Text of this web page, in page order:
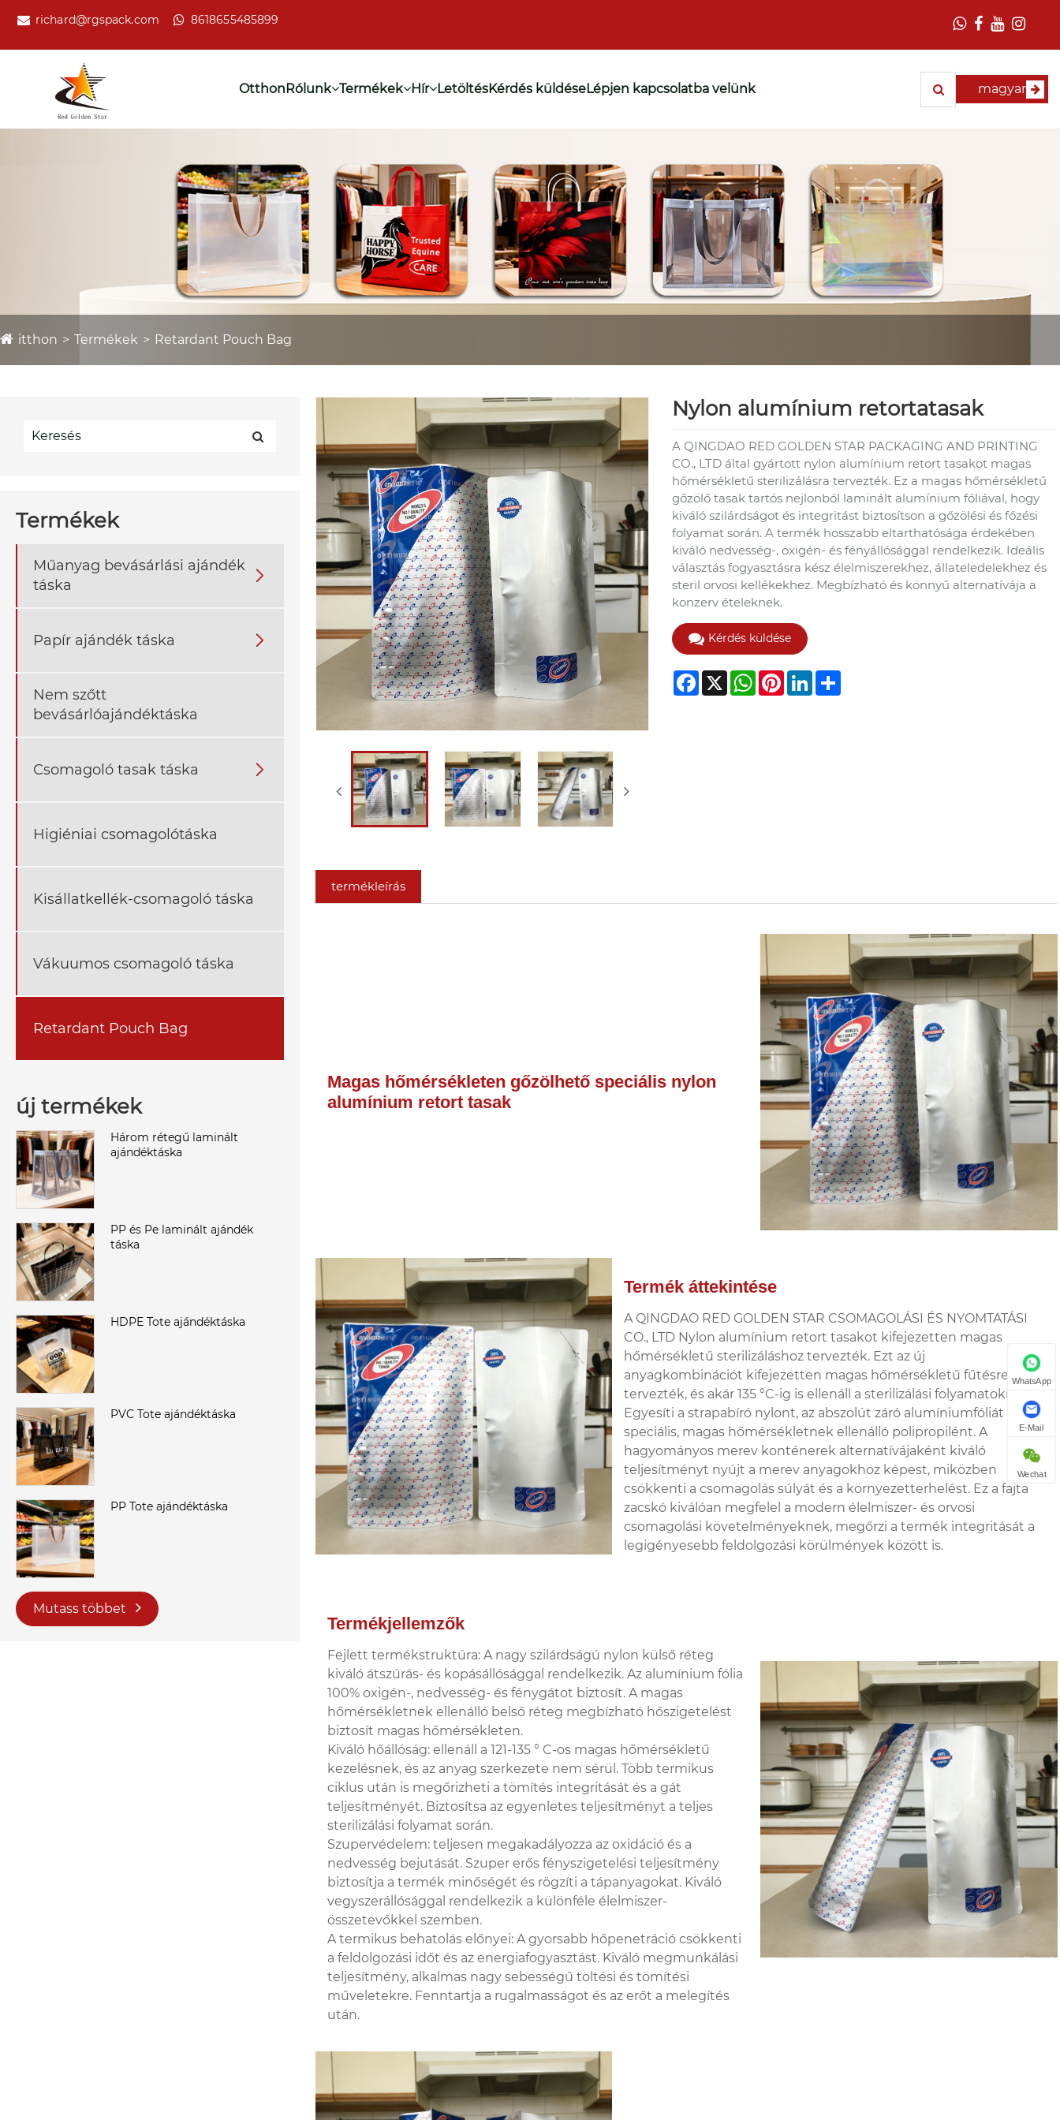
richard@rgspack.com 8618655485899
OtthonRólunk Termékek Hír LetöltésKérdés küldéseLépjen kapcsolatba velünk magyar
itthon Termékek Retardant Pouch Bag
Termékek
Műanyag bevásárlási ajándék
táska

Papír ajándék táska 
Nem szőtt
bevásárlóajándéktáska
Csomagoló tasak táska 
Higiéniai csomagolótáska
Kisállatkellék-csomagoló táska
Vákuumos csomagoló táska
Retardant Pouch Bag
új termékek
Három rétegű laminált
ajándéktáska
PP és Pe laminált ajándék
táska
HDPE Tote ajándéktáska
PVC Tote ajándéktáska
PP Tote ajándéktáska
Mutass többet
Nylon alumínium retortatasak
A QINGDAO RED GOLDEN STAR PACKAGING AND PRINTING
CO., LTD által gyártott nylon alumínium retort tasakot magas
hőmérsékletű sterilizálásra tervezték. Ez a magas hőmérsékletű
gőzölő tasak tartós nejlonból laminált alumínium fóliával, hogy
kiváló szilárdságot és integritást biztosítson a gőzölési és főzési
folyamat során. A termék hosszabb eltarthatósága érdekében
kiváló nedvesség-, oxigén- és fényállósággal rendelkezik. Ideális
választás fogyasztásra kész élelmiszerekhez, állateledelekhez és
steril orvosi kellékekhez. Megbízható és könnyű alternatívája a
konzerv ételeknek.
Kérdés küldése
Facebook
X WhatsApp
PinterestLinkedIn
Share
termékleírás
Magas hőmérsékleten gőzölhető speciális nylon
alumínium retort tasak
Termék áttekintése
A QINGDAO RED GOLDEN STAR CSOMAGOLÁSI ÉS NYOMTATÁSI
CO., LTD Nylon alumínium retort tasakot kifejezetten magas
hőmérsékletű sterilizáláshoz tervezték. Ezt az új
anyagkombinációt kifejezetten magas hőmérsékletű fűtésre
tervezték, és akár 135 °C-ig is ellenáll a sterilizálási folyamatoknak.
Egyesíti a strapabíró nylont, az abszolút záró alumíniumfóliát és a
speciális, magas hőmérsékletnek ellenálló polipropilént. A
hagyományos merev konténerek alternatívájaként kiváló
teljesítményt nyújt a merev anyagokhoz képest, miközben
csökkenti a csomagolás súlyát és a környezetterhelést. Ez a fajta
zacskó kiválóan megfelel a modern élelmiszer- és orvosi
csomagolási követelményeknek, megőrzi a termék integritását a
legigényesebb feldolgozási körülmények között is.
Termékjellemzők
Fejlett termékstruktúra: A nagy szilárdságú nylon külső réteg
kiváló átszúrás- és kopásállósággal rendelkezik. Az alumínium fólia
100% oxigén-, nedvesség- és fénygátot biztosít. A magas
hőmérsékletnek ellenálló belső réteg megbízható hőszigetelést
biztosít magas hőmérsékleten.
Kiváló hőállóság: ellenáll a 121-135 ° C-os magas hőmérsékletű
kezelésnek, és az anyag szerkezete nem sérül. Több termikus
ciklus után is megőrizheti a tömítés integritását és a gát
teljesítményét. Biztosítsa az egyenletes teljesítményt a teljes
sterilizálási folyamat során.
Szupervédelem: teljesen megakadályozza az oxidáció és a
nedvesség bejutását. Szuper erős fényszigetelési teljesítmény
biztosítja a termék minőségét és rögzíti a tápanyagokat. Kiváló
vegyszerállósággal rendelkezik a különféle élelmiszer-
összetevőkkel szemben.
A termikus behatolás előnyei: A gyorsabb hőpenetráció csökkenti
a feldolgozási időt és az energiafogyasztást. Kiváló megmunkálási
teljesítmény, alkalmas nagy sebességű töltési és tömítési
műveletekre. Fenntartja a rugalmasságot és az erőt a melegítés
után.
WhatsApp
E-Mail
Wechat